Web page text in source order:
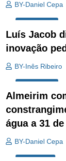
BY-Daniel Cepa
Luís Jacob
inovação
BY-Inês Ribeiro
Almeirim
água a 31
BY-Daniel Cepa